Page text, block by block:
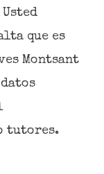
que es
Montsant
tutores.